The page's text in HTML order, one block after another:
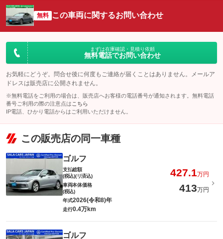
無料 この車両に関するお問い合わせ
まずは在庫確認・見積り依頼
無料電話でお問い合わせ
お気軽にどうぞ。問合せ後に何度もご連絡が届くことはありません。メールア
ドレスは販売店に公開されません。
※無料電話をご利用の場合は、販売店へお客様の電話番号が通知されます。無料電話
番号ご利用の際の注意点は こちら
IP電話、ひかり電話からはご利用いただけません。
この販売店の同一車種
ゴルフ
支払総額
(税込)(リ済込)
427.1万円
車両本体価格
(税込)
413万円
年式2026(令和8)年
走行0.4万km
ゴルフ